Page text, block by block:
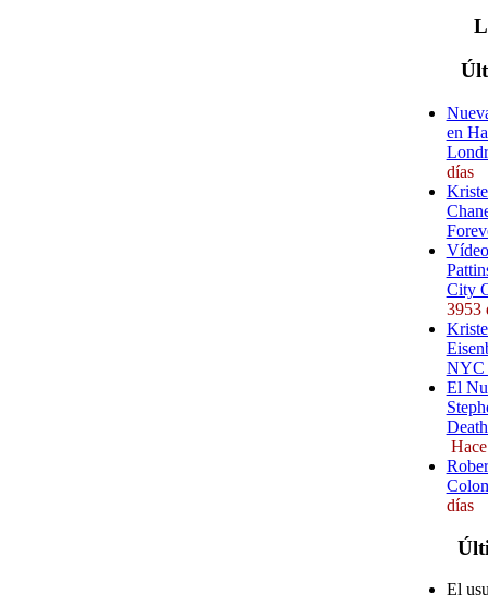
en
días
City
3953
NYC
El
días
El